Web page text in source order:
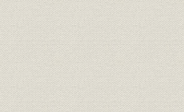
第2節・東邦レーヨンの資本参加
初めての法人株主
背景に有無相通ずる需給関係
協力関係から新規事業も誕生
第3節・特需ブーム